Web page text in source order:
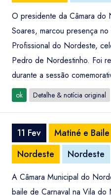
O presidente da Câmara do
Soares, marcou presença no
Profissional do Nordeste,
Pedro de Nordestinho. Foi
durante a sessão
ok Detalhe & notícia original
11 Fev
Matiné e
Nordeste
Nordeste
A Câmara Municipal do
baile de Carnaval na Vila